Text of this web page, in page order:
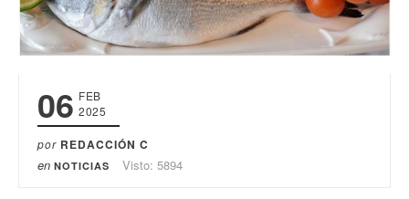
06 FEB
2025
por REDACCIÓN C
en NOTICIAS Visto: 5894